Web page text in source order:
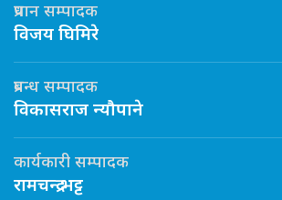
प्रधान सम्पादक
विजय घिमिरे
प्रबन्ध सम्पादक
विकासराज न्यौपाने
कार्यकारी सम्पादक
रामचन्द्र भट्ट